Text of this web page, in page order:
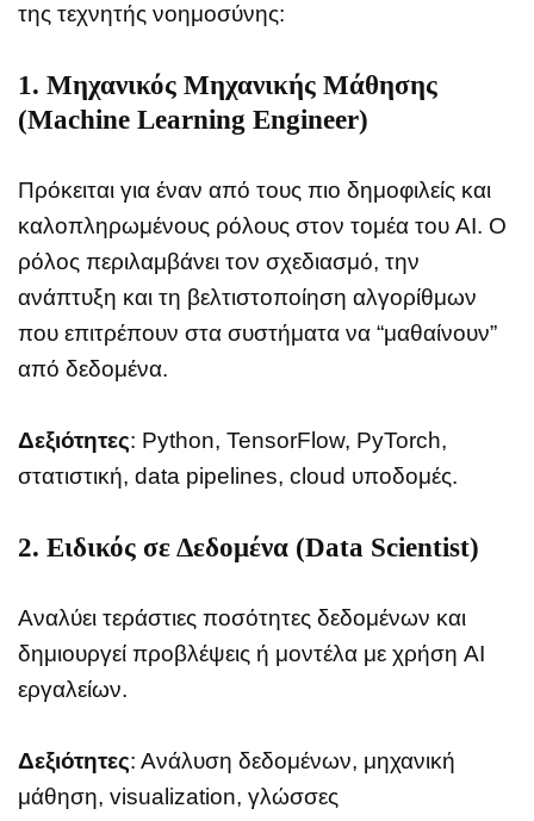
της τεχνητής νοημοσύνης:
1. Μηχανικός Μηχανικής Μάθησης
(Machine Learning Engineer)
Πρόκειται για έναν από τους πιο δημοφιλείς και
καλοπληρωμένους ρόλους στον τομέα του AI. Ο
ρόλος περιλαμβάνει τον σχεδιασμό, την
ανάπτυξη και τη βελτιστοποίηση αλγορίθμων
που επιτρέπουν στα συστήματα να “μαθαίνουν”
από δεδομένα.
Δεξιότητες: Python, TensorFlow, PyTorch,
στατιστική, data pipelines, cloud υποδομές.
2. Ειδικός σε Δεδομένα (Data Scientist)
Αναλύει τεράστιες ποσότητες δεδομένων και
δημιουργεί προβλέψεις ή μοντέλα με χρήση AI
εργαλείων.
Δεξιότητες: Ανάλυση δεδομένων, μηχανική
μάθηση, visualization, γλώσσες